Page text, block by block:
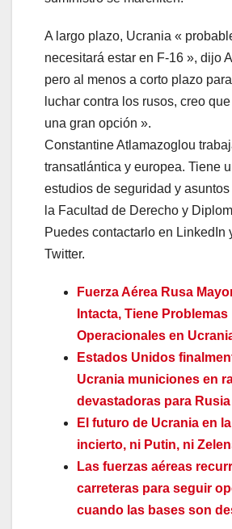
A largo plazo, Ucrania «
necesitará estar en F-16 », dijo
pero al menos a corto plazo
luchar contra los rusos, creo
una gran opción ».
Constantine Atlamazoglou
transatlántica y europea. Tiene
estudios de seguridad y
la Facultad de Derecho y
Puedes contactarlo en LinkedIn
Twitter.
Fuerza Aérea Rusa
Intacta, Tiene Problemas
Operacionales en
Estados Unidos
Ucrania municiones en
devastadoras para Rusia
El futuro de Ucrania en
incierto, ni Putin, ni
Las fuerzas aéreas
carreteras para seguir
cuando las bases son